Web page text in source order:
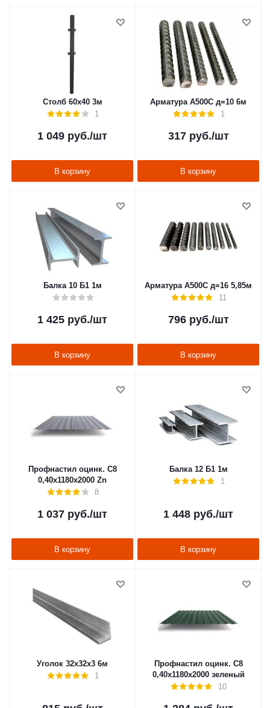
Столб 60х40 3м
1
1 049 руб./шт
В корзину
Арматура А500С д=10 6м
1
317руб./шт
В корзину
Балка 10 Б1 1м
1 425 руб./шт
В корзину
Арматура А500С д=16 5,85м
11
796руб./шт
В корзину
Профнастил оцинк. С8
0,40х1180х2000 Zn
8
1 037 руб./шт
В корзину
Балка 12 Б1 1м
1
1 448 руб./шт
В корзину
Уголок 32х32х3 6м
1
Профнастил оцинк. С8
0,40х1180х2000 зеленый
10